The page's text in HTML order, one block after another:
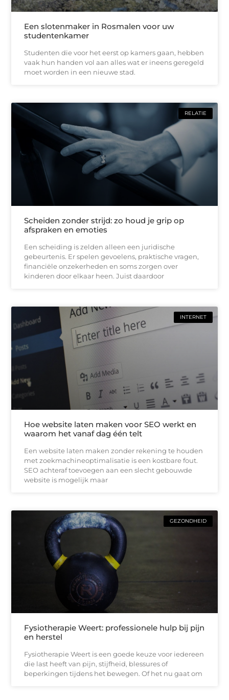
Een slotenmaker in Rosmalen voor uw
studentenkamer
Studenten die voor het eerst op kamers gaan, hebben
vaak hun handen vol aan alles wat er ineens geregeld
moet worden in een nieuwe stad.
RELATIE
Scheiden zonder strijd: zo houd je grip op
afspraken en emoties
Een scheiding is zelden alleen een juridische
gebeurtenis. Er spelen gevoelens, praktische vragen,
financiële onzekerheden en soms zorgen over
kinderen door elkaar heen. Juist daardoor
INTERNET
Hoe website laten maken voor SEO werkt en
waarom het vanaf dag één telt
Een website laten maken zonder rekening te houden
met zoekmachineoptimalisatie is een kostbare fout.
SEO achteraf toevoegen aan een slecht gebouwde
website is mogelijk maar
GEZONDHEID
Fysiotherapie Weert: professionele hulp bij pijn
en herstel
Fysiotherapie Weert is een goede keuze voor iedereen
die last heeft van pijn, stijfheid, blessures of
beperkingen tijdens het bewegen. Of het nu gaat om